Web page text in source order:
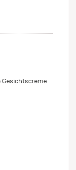
Gesichtscreme